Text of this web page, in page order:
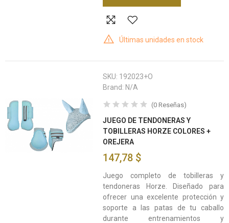
Últimas unidades en stock
SKU: 192023+O
Brand: N/A
(0 Reseñas)
JUEGO DE TENDONERAS Y
TOBILLERAS HORZE COLORES +
OREJERA
147,78 $
Juego completo de tobilleras y
tendoneras Horze. Diseñado para
ofrecer una excelente protección y
soporte a las patas de tu caballo
durante entrenamientos y